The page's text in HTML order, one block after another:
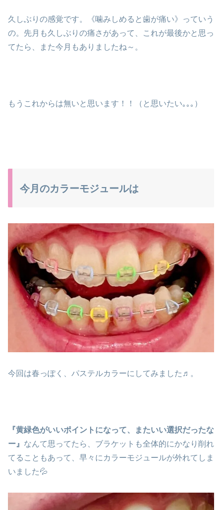
久しぶりの感覚です。《噛みしめると歯が痛い》っていう
の。先月も久しぶりの痛さがあって、これが最後かと思っ
てたら、また今月もありましたね～。
もうこれからは無いと思います！！（と思いたい｡｡｡）
今月のカラーモジュールは
今回は春っぽく、パステルカラーにしてみました♬。
『黄緑色がいいポイントになって、またいい選択だったな
ー』 なんて思ってたら、ブラケットも全体的にかなり削れ
てることもあって、早々にカラーモジュールが外れてしま
いました💦